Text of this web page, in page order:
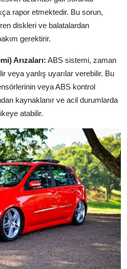
rapor etmektedir. Bu sorun,
diskleri ve balatalardan
gerektirir.
Arızaları: ABS sistemi, zaman
veya yanlış uyarılar verebilir. Bu
veya ABS kontrol
kaynaklanır ve acil durumlarda
atabilir.